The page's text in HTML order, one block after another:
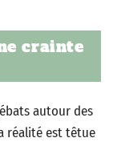
crainte
autour des
réalité est têtue